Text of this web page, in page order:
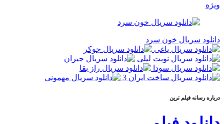
ویژه
دانلود سریال خون سرد
درباره رسانه فيلم ترين